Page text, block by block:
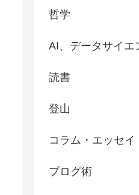
哲学
AI、データサイエ
読書
登山
コラム・エッセイ
ブログ術